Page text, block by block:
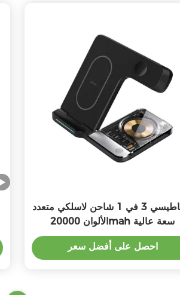
مغناطيسي 3 في 1 شاحن لاسلكي متعدد
الألوان 20000mah سعة عالية
احصل على أفضل سعر